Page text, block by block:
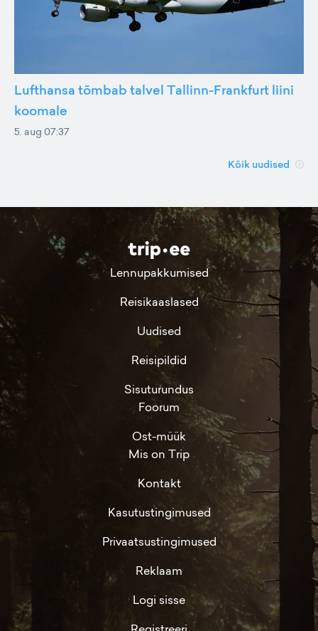
Lufthansa tõmbab talvel Tallinn-Frankfurt liini
koomale
5. aug 07:37
Kõik uudised
Lennupakkumised
Reisikaaslased
Uudised
Reisipildid
Sisuturundus
Foorum
Ost-müük
Mis on Trip
Kontakt
Kasutustingimused
Privaatsustingimused
Reklaam
Logi sisse